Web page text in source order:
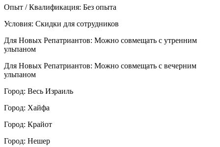
Опыт / Квалификация: Без опыта
Условия: Скидки для сотрудников
Для Новых Репатриантов: Можно совмещать с утренним
ульпаном
Для Новых Репатриантов: Можно совмещать с вечерним
ульпаном
Город: Весь Израиль
Город: Хайфа
Город: Крайот
Город: Нешер